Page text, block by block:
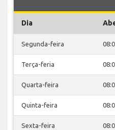
Dia
Segunda-feira
Terça-feria
Quarta-feira
Quinta-feira
Sexta-feira